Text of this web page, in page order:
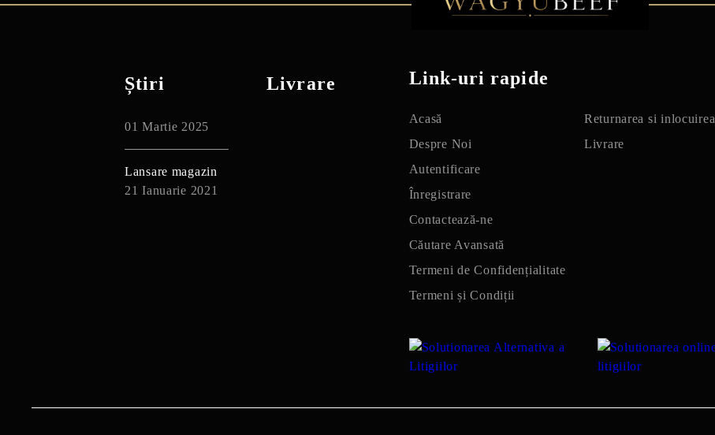
Știri
01 Martie 2025
Lansare magazin
21 Ianuarie 2021
Livrare Link-uri rapide
Acasă
Despre Noi
Autentificare
Înregistrare
Contactează-ne
Căutare Avansată
Termeni de Confidențialitate
Termeni și Condiții
Returnarea si inlocuirea
Livrare